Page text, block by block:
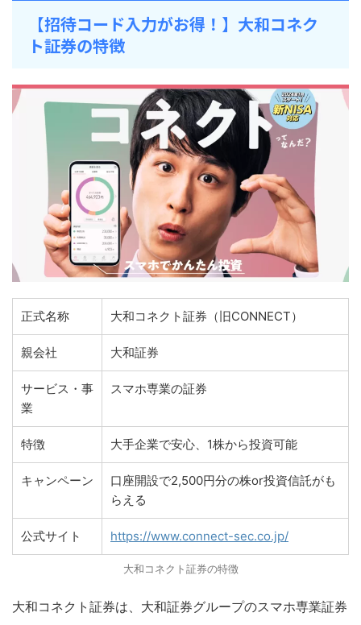
【招待コード入力がお得！】大和コネク
ト証券の特徴
正式名称 大和コネクト証券（旧CONNECT）
親会社 大和証券
サービス・事
業
スマホ専業の証券
特徴 大手企業で安心、1株から投資可能
キャンペーン
口座開設で2,500円分の株or投資信託がも
らえる
公式サイト https://www.connect-sec.co.jp/
大和コネクト証券の特徴
大和コネクト証券は、大和証券グループのスマホ専業証券